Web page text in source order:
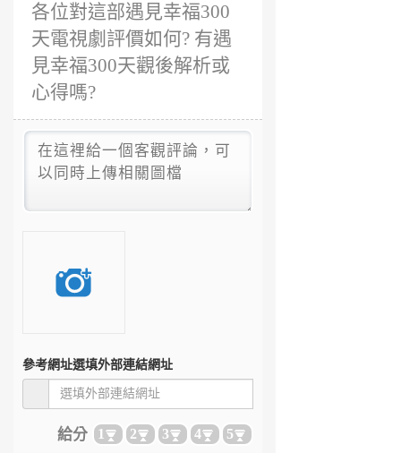
各位對這部遇見幸福300
天電視劇評價如何? 有遇
見幸福300天觀後解析或
心得嗎?
參考網址選填外部連結網址
給分 1 2 3 4 5